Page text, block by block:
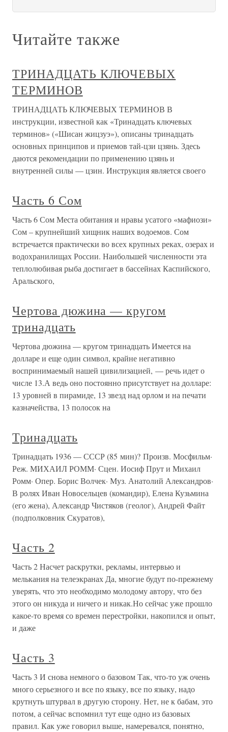
Читайте также
ТРИНАДЦАТЬ КЛЮЧЕВЫХ
ТЕРМИНОВ
ТРИНАДЦАТЬ КЛЮЧЕВЫХ ТЕРМИНОВ В
инструкции, известной как «Тринадцать ключевых
терминов» («Шисан жицзуэ»), описаны тринадцать
основных принципов и приемов тай-цзи цзянь. Здесь
даются рекомендации по применению цзянь и
внутренней силы — цзин. Инструкция является своего
Часть 6 Сом
Часть 6 Сом Места обитания и нравы усатого «мафиози»
Сом – крупнейший хищник наших водоемов. Сом
встречается практически во всех крупных реках, озерах и
водохранилищах России. Наибольшей численности эта
теплолюбивая рыба достигает в бассейнах Каспийского,
Аральского,
Чертова дюжина — кругом
тринадцать
Чертова дюжина — кругом тринадцать Имеется на
долларе и еще один символ, крайне негативно
воспринимаемый нашей цивилизацией, — речь идет о
числе 13.А ведь оно постоянно присутствует на долларе:
13 уровней в пирамиде, 13 звезд над орлом и на печати
казначейства, 13 полосок на
Тринадцать
Тринадцать 1936 — СССР (85 мин)? Произв. Мосфильм·
Реж. МИХАИЛ РОММ· Сцен. Иосиф Прут и Михаил
Ромм· Опер. Борис Волчек· Муз. Анатолий Александров·
В ролях Иван Новосельцев (командир), Елена Кузьмина
(его жена), Александр Чистяков (геолог), Андрей Файт
(подполковник Скуратов),
Часть 2
Часть 2 Насчет раскрутки, рекламы, интервью и
мелькания на телеэкранах Да, многие будут по-прежнему
уверять, что это необходимо молодому автору, что без
этого он никуда и ничего и никак.Но сейчас уже прошло
какое-то время со времен перестройки, накопился и опыт,
и даже
Часть 3
Часть 3 И снова немного о базовом Так, что-то уж очень
много серьезного и все по языку, все по языку, надо
крутнуть штурвал в другую сторону. Нет, не к бабам, это
потом, а сейчас вспомнил тут еще одно из базовых
правил. Как уже говорил выше, намеревался, понятно,